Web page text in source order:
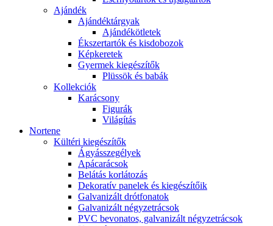
Ajándék
Ajándéktárgyak
Ajándékötletek
Ékszertartók és kisdobozok
Képkeretek
Gyermek kiegészítők
Plüssök és babák
Kollekciók
Karácsony
Figurák
Világítás
Nortene
Kültéri kiegészítők
Ágyásszegélyek
Apácarácsok
Belátás korlátozás
Dekoratív panelek és kiegészítőik
Galvanizált drótfonatok
Galvanizált négyzetrácsok
PVC bevonatos, galvanizált négyzetrácsok